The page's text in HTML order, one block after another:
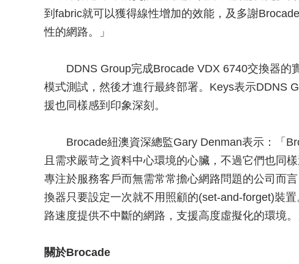
到fabric就可以獲得線性增加的效能，及多謝
性的網路。」
DDNS Group完成Brocade VDX 6740交換器的
模式測試，然後才進行最終部署。Keys表示DDNS
援也同樣感到印象深刻。
Brocade紐澳資深總監Gary Denman表示：「
且需求嚴苛之資料中心環境的心臟，不過它們也同
專注於服務客戶而無需常常擔心網路問題的公司而
換器只要設定一次就不用照顧的(set-and-forget)裝
路速度提供不中斷的網路，支援高度虛擬化的環境。
關於Brocade